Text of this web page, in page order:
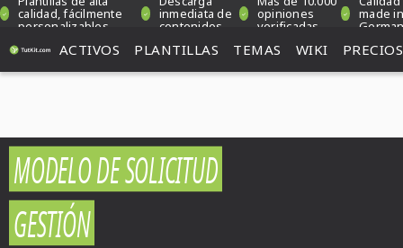
calidad, fácilmente
personalizables
inmediata de
contenidos
opiniones
verificadas
made in
ACTIVOS PLANTILLAS TEMAS WIKI PRECIOS
MODELO DE SOLICITUD
GESTIÓN